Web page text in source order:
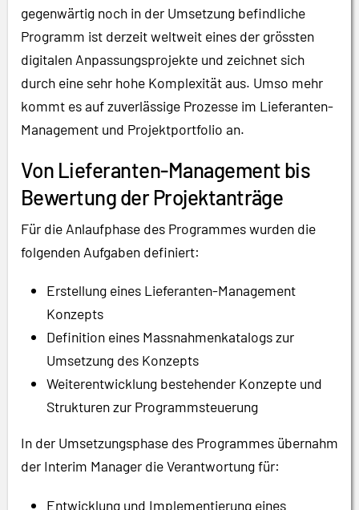
gegenwärtig noch in der Umsetzung befindliche
Programm ist derzeit weltweit eines der grössten
digitalen Anpassungsprojekte und zeichnet sich
durch eine sehr hohe Komplexität aus. Umso mehr
kommt es auf zuverlässige Prozesse im Lieferanten-
Management und Projektportfolio an.
Von Lieferanten-Management bis
Bewertung der Projektanträge
Für die Anlaufphase des Programmes wurden die
folgenden Aufgaben definiert:
Erstellung eines Lieferanten-Management
Konzepts
Definition eines Massnahmenkatalogs zur
Umsetzung des Konzepts
Weiterentwicklung bestehender Konzepte und
Strukturen zur Programmsteuerung
In der Umsetzungsphase des Programmes übernahm
der Interim Manager die Verantwortung für:
Entwicklung und Implementierung eines